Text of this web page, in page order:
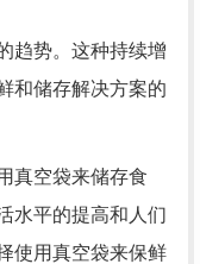
趋势。这种持续增
和储存解决方案的
真空袋来储存食
水平的提高和人们
使用真空袋来保鲜